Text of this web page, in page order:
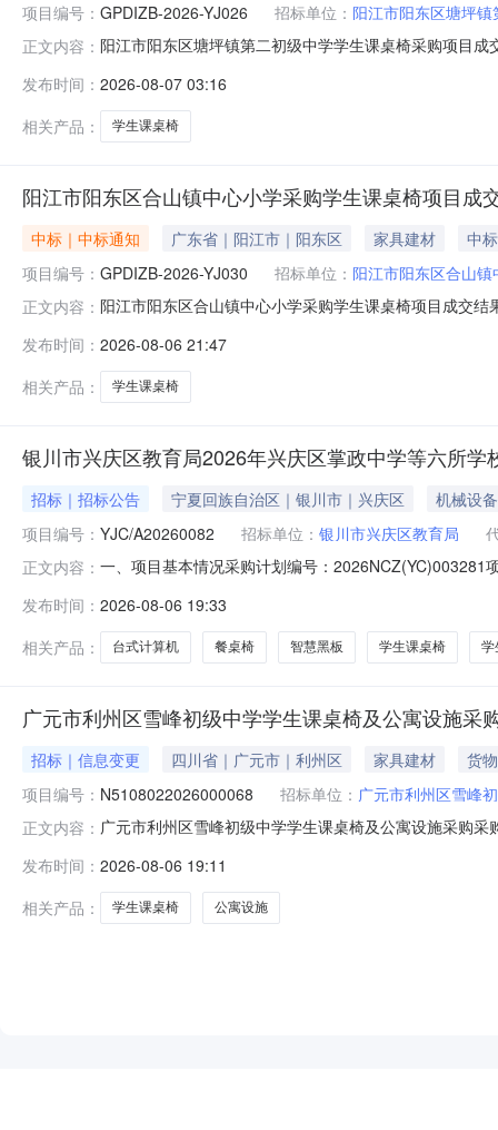
项目编号： GPDIZB-2026-YJ026 招标单位： 阳江市阳东区塘坪
正文内容： 阳江市阳东区塘坪镇第二初级中学学生课桌椅采购项目
采购标的品牌规格型号数量（单位）单价(元)总价(元)1
发布时间： 2026-08-07 03:16
相关产品：
学生课桌椅
阳江市阳东区合山镇中心小学采购学生课桌椅项目成
中标｜中标通知 广东省｜阳江市｜阳东区 家具建材
中
项目编号： GPDIZB-2026-YJ030 招标单位： 阳江市阳东区合山镇
正文内容： 阳江市阳东区合山镇中心小学采购学生课桌椅项目成交
数量（单位）单价(元)总价(元)1学生课桌椅今典桌子：
发布时间： 2026-08-06 21:47
相关产品：
学生课桌椅
银川市兴庆区教育局2026年兴庆区掌政中学等六所
招标｜招标公告 宁夏回族自治区｜银川市｜兴庆区
机械设备
项目编号： YJC/A20260082 招标单位： 银川市兴庆区教育局
正文内容： 一、项目基本情况采购计划编号：
区掌政中学等六所学校设施设备采购项目（一标段）餐
发布时间： 2026-08-06 19:33
相关产品：
台式计算机 餐桌椅 智慧黑板 学生课桌椅 学
广元市利州区雪峰初级中学学生课桌椅及公寓设施采
招标｜信息变更 四川省｜广元市｜利州区 家具建材
货物
项目编号： N5108022026000068 招标单位： 广元市利州区雪峰
正文内容： 广元市利州区雪峰初级中学学生课桌椅及公寓设施采购
止时间：2026-08-1009:00:00，更正为：2026-08-
发布时间： 2026-08-06 19:11
相关产品：
学生课桌椅 公寓设施